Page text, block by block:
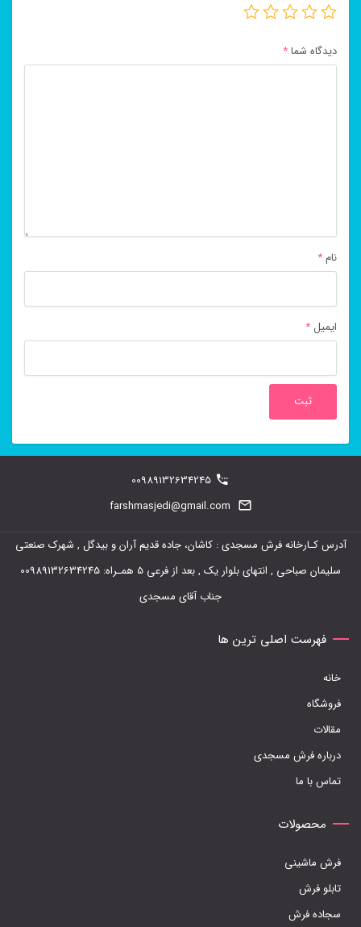
دیدگاه شما*
نام*
ایمیل *
00989132634245
farshmasjedi@gmail.com
آدرس کـارخانه فرش مسجدی : کاشان، جاده قدیم آران و بیدگل , شهرک صنعتی
سلیمان صباحی , انتهای بلوار یک , بعد از فرعی 5 همـراه: 00989132634245
جناب آقای مسجدی
فهرست اصلی ترین ها
خانه
فروشگاه
مقالات
درباره فرش مسجدی
تماس با ما
محصولات
فرش ماشینی
تابلو فرش
سجاده فرش